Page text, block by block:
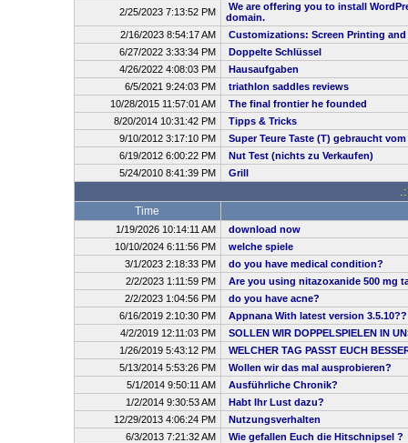
2/25/2023 7:13:52 PM
We are offering you to install
domain.
2/16/2023 8:54:17 AM
Customizations: Screen Printing and
6/27/2022 3:33:34 PM
Doppelte Schlüssel
4/26/2022 4:08:03 PM
Hausaufgaben
6/5/2021 9:24:03 PM
triathlon saddles reviews
10/28/2015 11:57:01 AM
The final frontier he founded
8/20/2014 10:31:42 PM
Tipps & Tricks
9/10/2012 3:17:10 PM
Super Teure Taste (T) gebraucht
6/19/2012 6:00:22 PM
Nut Test (nichts zu Verkaufen)
5/24/2010 8:41:39 PM
Grill
Time
1/19/2026 10:14:11 AM
download now
10/10/2024 6:11:56 PM
welche spiele
3/1/2023 2:18:33 PM
do you have medical condition?
2/2/2023 1:11:59 PM
Are you using nitazoxanide 500 mg
2/2/2023 1:04:56 PM
do you have acne?
6/16/2019 2:10:30 PM
Appnana With latest version 3.5.10??
4/2/2019 12:11:03 PM
SOLLEN WIR DOPPELSPIELEN IN
1/26/2019 5:43:12 PM
WELCHER TAG PASST EUCH
5/13/2014 5:53:26 PM
Wollen wir das mal ausprobieren?
5/1/2014 9:50:11 AM
Ausführliche Chronik?
1/2/2014 9:30:53 AM
Habt Ihr Lust dazu?
12/29/2013 4:06:24 PM
Nutzungsverhalten
6/3/2013 7:21:32 AM
Wie gefallen Euch die Hitschnipsel ?